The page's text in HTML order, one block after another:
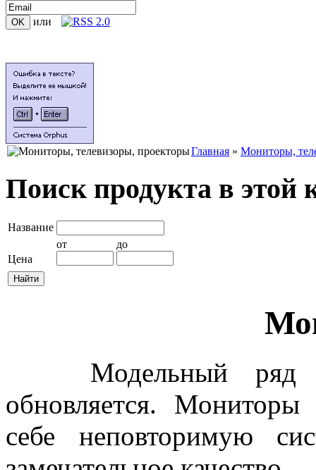
или
Главная » Мониторы,
Поиск продукта в этой
Название
Цена
от до
Модельный ряд
обновляется.
себе неповторимую